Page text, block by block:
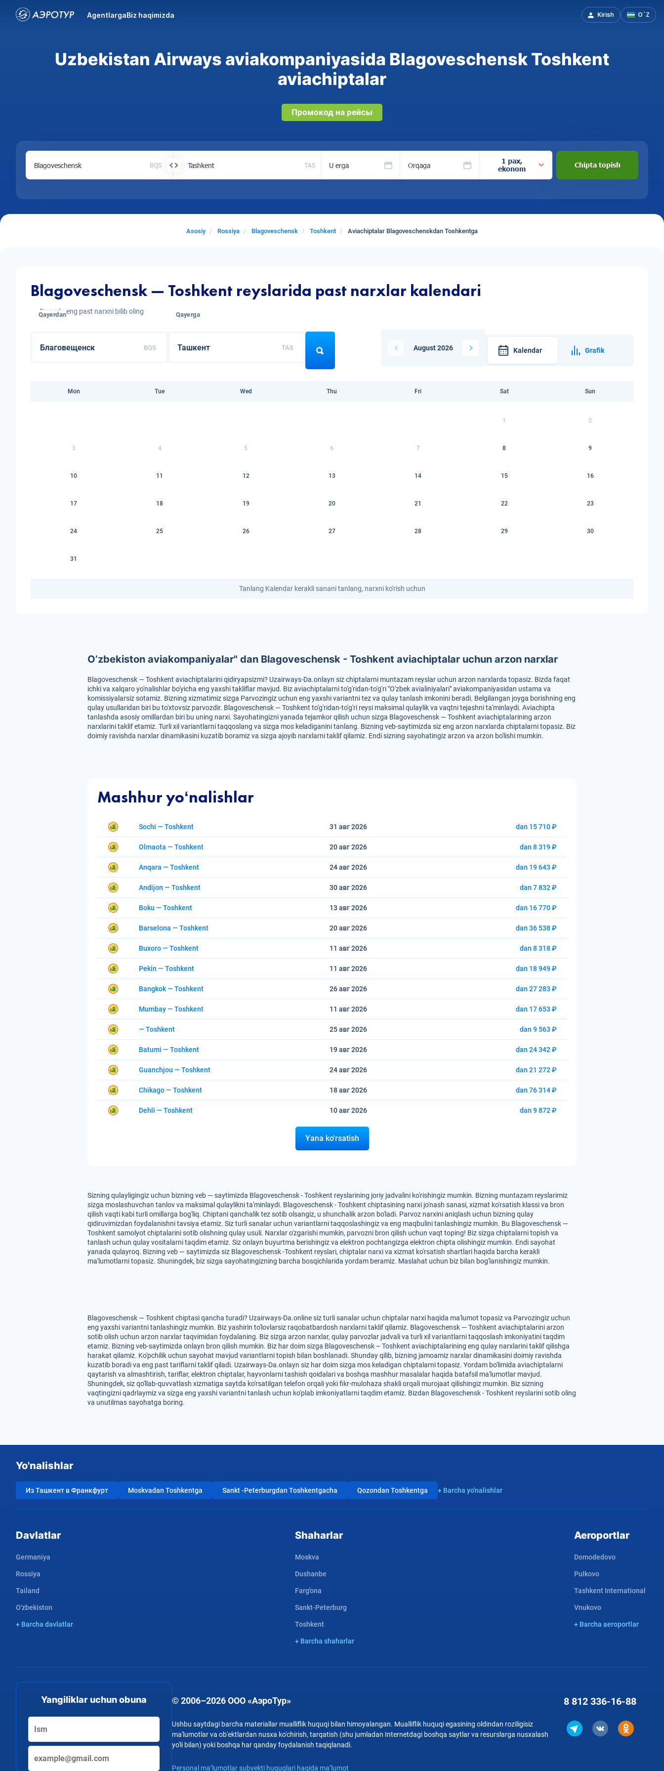
AgentlargaBiz haqimizda Kirish O`Z
Uzbekistan Airways aviakompaniyasida Blagoveschensk Toshkent
aviachiptalar
Промокод на рейсы
BQS TAS U erga Orqaga
1 pax,
ekonom
Chipta topish
Asosiy Rossiya Blagoveschensk Toshkent Aviachiptalar Blagoveschenskdan Toshkentga
Blagoveschensk — Toshkent reyslarida past narxlar kalendari
Bu oyda eng past narxni bilib oling
Qayerdan
BQS
Qayerga
TAS August 2026 Kalendar Grafik
Mon Tue Wed Thu Fri Sat Sun
1 2
3 4 5 6 7 8 9
10 11 12 13 14 15 16
17 18 19 20 21 22 23
24 25 26 27 28 29 30
31
Tanlang Kalendar kerakli sanani tanlang, narxni ko'rish uchun
O’zbekiston aviakompaniyalar" dan Blagoveschensk - Toshkent aviachiptalar uchun arzon narxlar
Blagoveschensk — Toshkent aviachiptalarini qidiryapsizmi? Uzairways-Da.onlayn siz chiptalarni muntazam reyslar uchun arzon narxlarda topasiz. Bizda faqat
ichki va xalqaro yo'nalishlar bo'yicha eng yaxshi takliflar mavjud. Biz aviachiptalarni to'g'ridan-to'g'ri "O'zbek avialiniyalari" aviakompaniyasidan ustama va
komissiyalarsiz sotamiz. Bizning xizmatimiz sizga Parvozingiz uchun eng yaxshi variantni tez va qulay tanlash imkonini beradi. Belgilangan joyga borishning eng
qulay usullaridan biri bu to'xtovsiz parvozdir. Blagoveschensk — Toshkent to'g'ridan-to'g'ri reysi maksimal qulaylik va vaqtni tejashni ta'minlaydi. Aviachipta
tanlashda asosiy omillardan biri bu uning narxi. Sayohatingizni yanada tejamkor qilish uchun sizga Blagoveschensk — Toshkent aviachiptalarining arzon
narxlarini taklif etamiz. Turli xil variantlarni taqqoslang va sizga mos keladiganini tanlang. Bizning veb-saytimizda siz eng arzon narxlarda chiptalarni topasiz. Biz
doimiy ravishda narxlar dinamikasini kuzatib boramiz va sizga ajoyib narxlarni taklif qilamiz. Endi sizning sayohatingiz arzon va arzon bo'lishi mumkin.
Mashhur yoʻnalishlar
Sochi — Toshkent 31 авг2026 dan 15 710 ₽
Olmaota — Toshkent 20 авг2026 dan 8 319 ₽
Anqara — Toshkent 24 авг2026 dan 19 643 ₽
Andijon — Toshkent 30 авг2026 dan 7 832 ₽
Boku — Toshkent 13 авг2026 dan 16 770 ₽
Barselona — Toshkent 20 авг2026 dan 36 538 ₽
Buxoro — Toshkent 11 авг2026 dan 8 318 ₽
Pekin — Toshkent 11 авг2026 dan 18 949 ₽
Bangkok — Toshkent 26 авг2026 dan 27 283 ₽
Mumbay — Toshkent 11 авг2026 dan 17 653 ₽
— Toshkent 25 авг2026 dan 9 563 ₽
Batumi — Toshkent 19 авг2026 dan 24 342 ₽
Guanchjou — Toshkent 24 авг2026 dan 21 272 ₽
Chikago — Toshkent 18 авг2026 dan 76 314 ₽
Dehli — Toshkent 10 авг2026 dan 9 872 ₽
Yana ko'rsatish
Sizning qulayligingiz uchun bizning veb — saytimizda Blagoveschensk - Toshkent reyslarining joriy jadvalini ko'rishingiz mumkin. Bizning muntazam reyslarimiz
sizga moslashuvchan tanlov va maksimal qulaylikni ta'minlaydi. Blagoveschensk - Toshkent chiptasining narxi jo'nash sanasi, xizmat ko'rsatish klassi va bron
qilish vaqti kabi turli omillarga bog'liq. Chiptani qanchalik tez sotib olsangiz, u shunchalik arzon bo'ladi. Parvoz narxini aniqlash uchun bizning qulay
qidiruvimizdan foydalanishni tavsiya etamiz. Siz turli sanalar uchun variantlarni taqqoslashingiz va eng maqbulini tanlashingiz mumkin. Bu Blagoveschensk —
Toshkent samolyot chiptalarini sotib olishning qulay usuli. Narxlar o'zgarishi mumkin, parvozni bron qilish uchun vaqt toping! Biz sizga chiptalarni topish va
tanlash uchun qulay vositalarni taqdim etamiz. Siz onlayn buyurtma berishingiz va elektron pochtangizga elektron chipta olishingiz mumkin. Endi sayohat
yanada qulayroq. Bizning veb — saytimizda siz Blagoveschensk -Toshkent reyslari, chiptalar narxi va xizmat ko'rsatish shartlari haqida barcha kerakli
ma'lumotlarni topasiz. Shuningdek, biz sizga sayohatingizning barcha bosqichlarida yordam beramiz. Maslahat uchun biz bilan bog'lanishingiz mumkin.
Blagoveschensk — Toshkent chiptasi qancha turadi? Uzairways-Da.online siz turli sanalar uchun chiptalar narxi haqida ma'lumot topasiz va Parvozingiz uchun
eng yaxshi variantni tanlashingiz mumkin. Biz yashirin to'lovlarsiz raqobatbardosh narxlarni taklif qilamiz. Blagoveschensk — Toshkent aviachiptalarini arzon
sotib olish uchun arzon narxlar taqvimidan foydalaning. Biz sizga arzon narxlar, qulay parvozlar jadvali va turli xil variantlarni taqqoslash imkoniyatini taqdim
etamiz. Bizning veb-saytimizda onlayn bron qilish mumkin. Biz har doim sizga Blagoveschensk – Toshkent aviachiptalarining eng qulay narxlarini taklif qilishga
harakat qilamiz. Ko'pchilik uchun sayohat mavjud variantlarni topish bilan boshlanadi. Shunday qilib, bizning jamoamiz narxlar dinamikasini doimiy ravishda
kuzatib boradi va eng past tariflarni taklif qiladi. Uzairways-Da.onlayn siz har doim sizga mos keladigan chiptalarni topasiz. Yordam bo'limida aviachiptalarni
qaytarish va almashtirish, tariflar, elektron chiptalar, hayvonlarni tashish qoidalari va boshqa mashhur masalalar haqida batafsil ma'lumotlar mavjud.
Shuningdek, siz qo'llab-quvvatlash xizmatiga saytda ko'rsatilgan telefon orqali yoki fikr-mulohaza shakli orqali murojaat qilishingiz mumkin. Biz sizning
vaqtingizni qadrlaymiz va sizga eng yaxshi variantni tanlash uchun ko'plab imkoniyatlarni taqdim etamiz. Bizdan Blagoveschensk - Toshkent reyslarini sotib oling
va unutilmas sayohatga boring.
Yo'nalishlar
Из Ташкент в Франкфурт Moskvadan Toshkentga Sankt -Peterburgdan Toshkentgacha Qozondan Toshkentga + Barcha yo'nalishlar
Davlatlar
Germaniya
Rossiya
Tailand
O'zbekiston
+ Barcha davlatlar
Shaharlar
Moskva
Dushanbe
Farg'ona
Sankt-Peterburg
Toshkent
+ Barcha shaharlar
Aeroportlar
Domodedovo
Pulkovo
Tashkent International
Vnukovo
+ Barcha aeroportlar
Yangiliklar uchun obuna © 2006–2026 ООО «АэроТур»
Ushbu saytdagi barcha materiallar mualliflik huquqi bilan himoyalangan. Mualliflik huquqi egasining oldindan roziligisiz
ma'lumotlar va ob'ektlardan nusxa ko'chirish, tarqatish (shu jumladan Internetdagi boshqa saytlar va resurslarga nusxalash
yo'li bilan) yoki boshqa har qanday foydalanish taqiqlanadi.
Personal ma’lumotlar subyekti huquqlari haqida ma’lumot
8 812 336-16-88